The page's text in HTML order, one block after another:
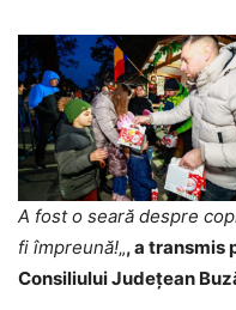
A fost o seară despre
fi împreună!„, a transmis
Consiliului Județean